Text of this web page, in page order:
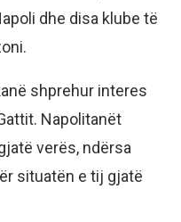
dhe disa klube të
shprehur interes
Napolitanët
verës, ndërsa
situatën e tij gjatë